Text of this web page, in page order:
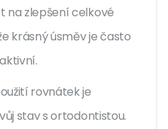
na zlepšení celkové
krásný úsměv je často
rovnátek je
stav s ortodontistou.